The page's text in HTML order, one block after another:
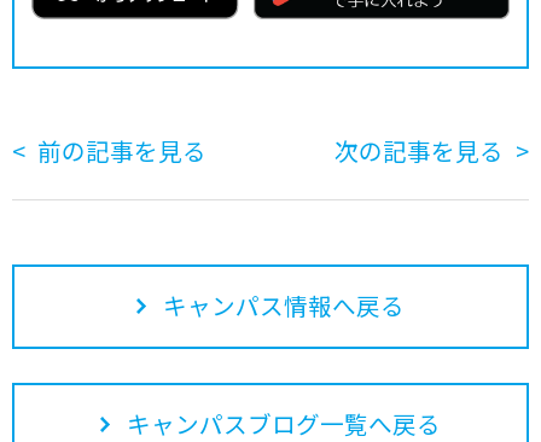
前の記事を見る 次の記事を見る
キャンパス情報へ戻る
キャンパスブログ一覧へ戻る